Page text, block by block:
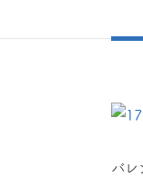
バレ